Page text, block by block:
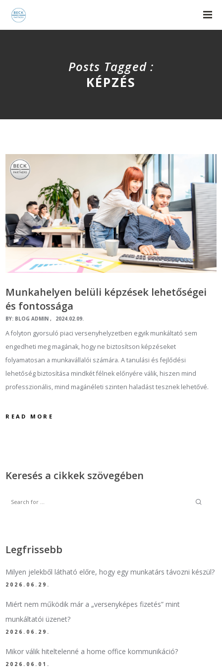
Posts Tagged :
KÉPZÉS
Munkahelyen belüli képzések lehetőségei
és fontossága
BY: BLOG ADMIN 2024.02.09.
A folyton gyorsuló piaci versenyhelyzetben egyik munkáltató sem
engedheti meg magának, hogy ne biztosítson képzéseket
folyamatosan a munkavállalói számára. A tanulási és fejlődési
lehetőség biztosítása mindkét félnek előnyére válik, hiszen mind
professzionális, mind magánéleti szinten haladást tesznek lehetővé.
READ MORE
Keresés a cikkek szövegében
Legfrissebb
Milyen jelekből látható előre, hogy egy munkatárs távozni készül?
2026.06.29.
Miért nem működik már a „versenyképes fizetés” mint
munkáltatói üzenet?
2026.06.29.
Mikor válik hiteltelenné a home office kommunikáció?
2026.06.01.